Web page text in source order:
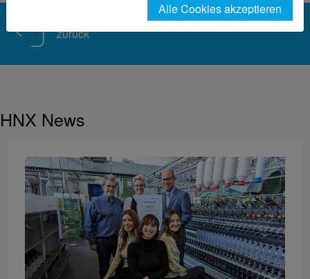
zurück
HNX News
Alle Cookies akzeptieren